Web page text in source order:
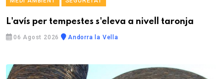
L'avís per tempestes s'eleva a nivell taronja
06 Agost 2026 Andorra la Vella